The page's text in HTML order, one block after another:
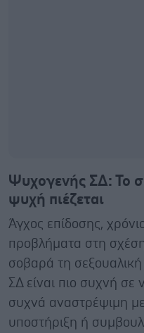
Ψυχογενής ΣΔ: Το
ψυχή πιέζεται
Άγχος επίδοσης,
προβλήματα στη
σοβαρά τη
ΣΔ είναι πιο συχνή σε
συχνά αναστρέψιμη
υποστήριξη ή